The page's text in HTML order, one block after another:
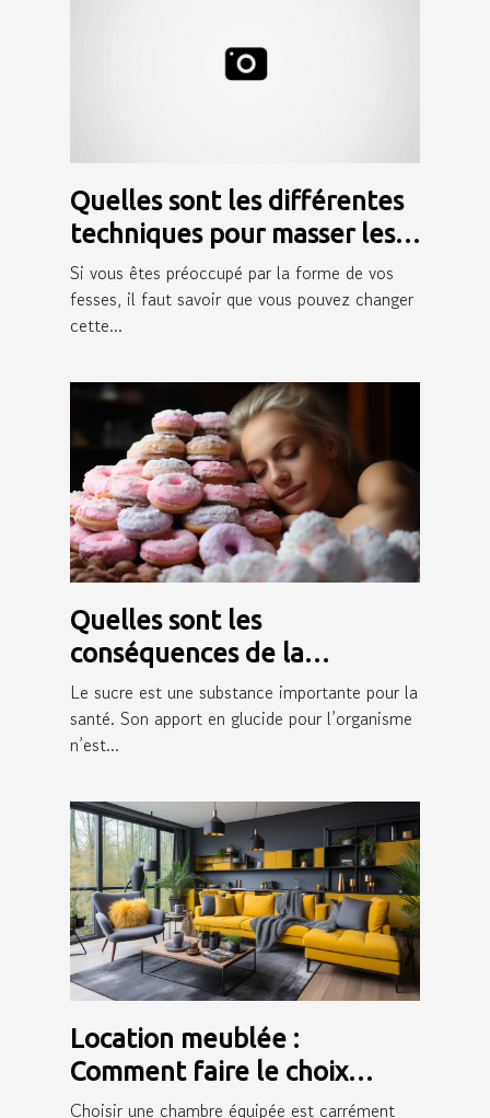
Quelles sont les différentes
techniques pour masser les
fesses ?
Si vous êtes préoccupé par la forme de vos
fesses, il faut savoir que vous pouvez changer
cette...
Quelles sont les
conséquences de la
consommation du sucre sur
la peau ?
Le sucre est une substance importante pour la
santé. Son apport en glucide pour l’organisme
n’est...
Location meublée :
Comment faire le choix
d’une bonne assurance ?
Choisir une chambre équipée est carrément